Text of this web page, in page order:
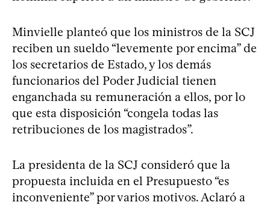
Minvielle planteó que los ministros de la SCJ
reciben un sueldo “levemente por encima” de
los secretarios de Estado, y los demás
funcionarios del Poder Judicial tienen
enganchada su remuneración a ellos, por lo
que esta disposición “congela todas las
retribuciones de los magistrados”.
La presidenta de la SCJ consideró que la
propuesta incluida en el Presupuesto “es
inconveniente” por varios motivos. Aclaró a